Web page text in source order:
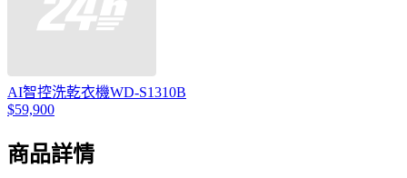
AI智控洗乾衣機WD-S1310B
$59,900
商品詳情